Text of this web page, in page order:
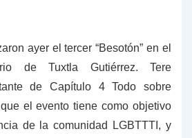
ayer el tercer “Besotón” en el
de Tuxtla Gutiérrez. Tere
de Capítulo 4 Todo sobre
el evento tiene como objetivo
de la comunidad LGBTTTI, y